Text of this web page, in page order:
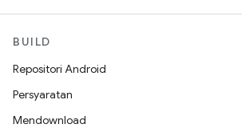
BUILD
Repositori Android
Persyaratan
Mendownload